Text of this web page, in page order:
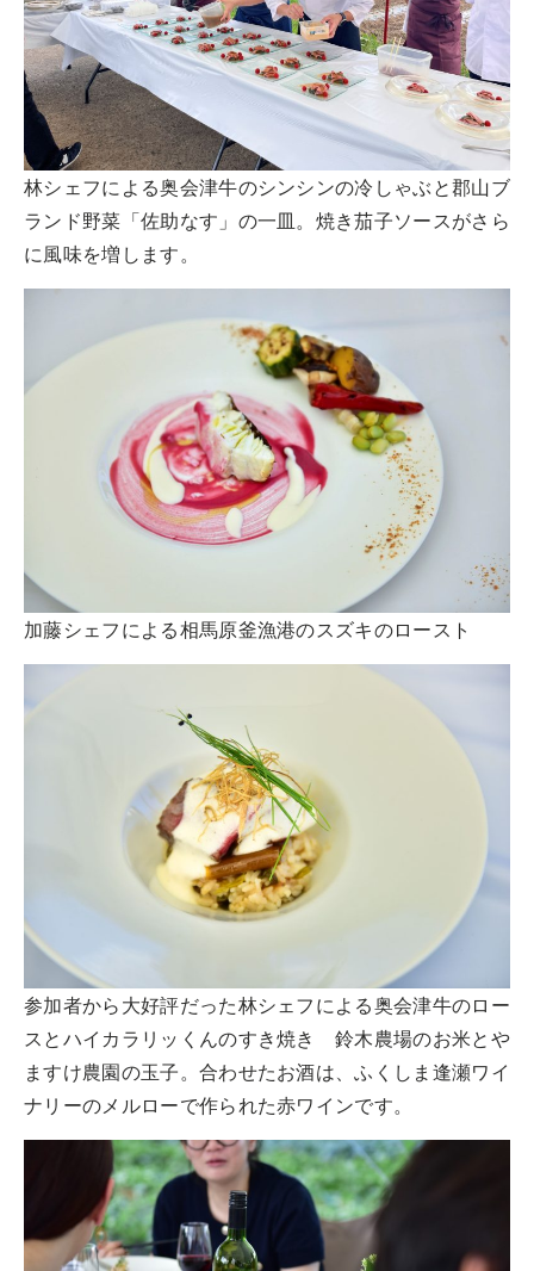
林シェフによる奥会津牛のシンシンの冷しゃぶと郡山ブ
ランド野菜「佐助なす」の一皿。焼き茄子ソースがさら
に風味を増します。
加藤シェフによる相馬原釜漁港のスズキのロースト
参加者から大好評だった林シェフによる奥会津牛のロー
スとハイカラリッくんのすき焼き 鈴木農場のお米とや
ますけ農園の玉子。合わせたお酒は、ふくしま逢瀬ワイ
ナリーのメルローで作られた赤ワインです。